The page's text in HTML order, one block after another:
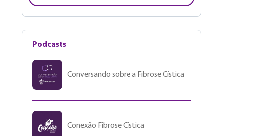
Podcasts
Conversando sobre a Fibrose Cística
Conexão Fibrose Cística